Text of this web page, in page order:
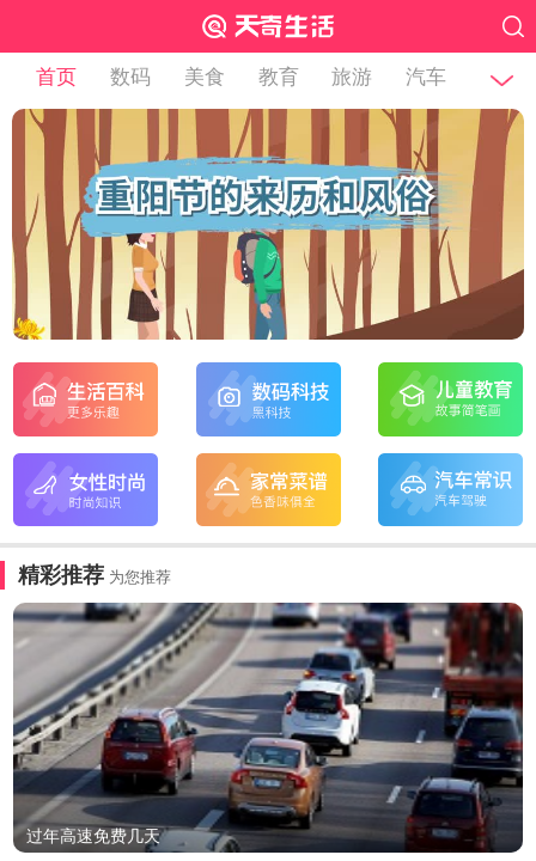
首页 数码 美食 教育 旅游 汽车
精彩推荐 为您推荐
过年高速免费几天